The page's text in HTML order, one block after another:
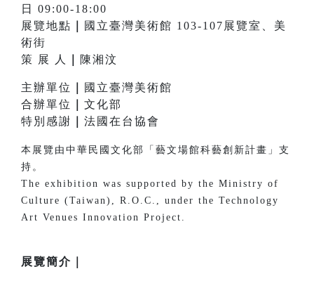
日 09:00-18:00
展覽地點
國立臺灣美術館 103-107展覽室、美
術街
策 展 人
陳湘汶
主辦單位
國立臺灣美術館
合辦單位
文化部
特別感謝
法國在台協會
本展覽由中華民國文化部「藝文場館科藝創新計畫」支
持。
The exhibition was supported by the Ministry of
Culture (Taiwan), R.O.C., under the Technology
Art Venues Innovation Project.
展覽簡介｜